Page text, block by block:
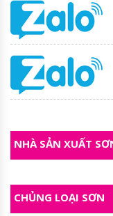
NHÀ SẢN XUẤT
CHỦNG LOẠI SƠN